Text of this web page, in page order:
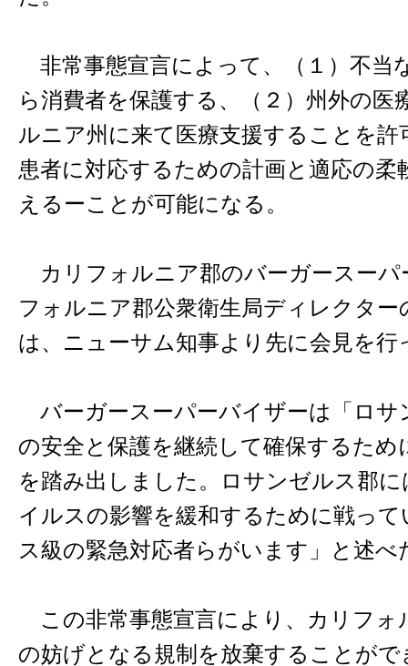
非常事態宣言によって、（１）不当
ら消費者を保護する、（２）州外の医
ルニア州に来て医療支援することを許
患者に対応するための計画と適応の柔
えるーことが可能になる。
カリフォルニア郡のバーガースーパ
フォルニア郡公衆衛生局ディレクタ
は、ニューサム知事より先に会見を行
バーガースーパーバイザーは「ロサ
の安全と保護を継続して確保するため
を踏み出しました。ロサンゼルス郡
イルスの影響を緩和するために戦っ
ス級の緊急対応者らがいます」と述べ
この非常事態宣言により、カリフォ
の妨げとなる規制を放棄することが